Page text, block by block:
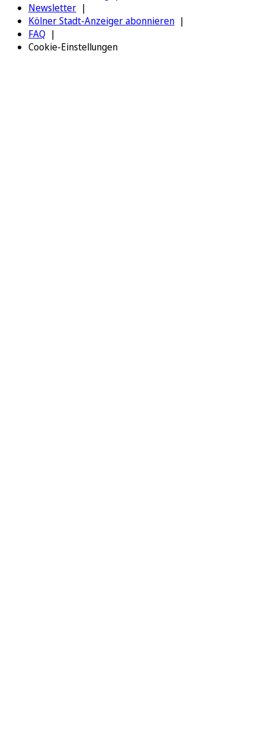
Newsletter
Kölner Stadt-Anzeiger abonnieren
FAQ
Cookie-Einstellungen